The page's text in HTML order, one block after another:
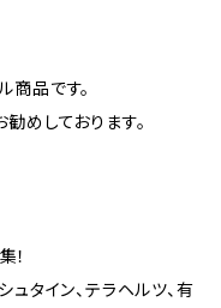
商品です。
めしております。
！
ュタイン、テラヘルツ、有